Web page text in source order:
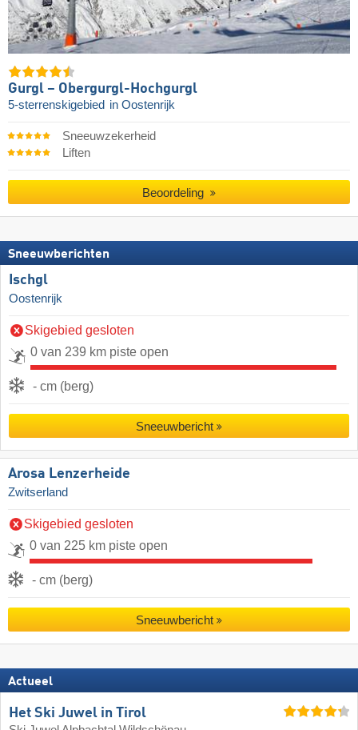
Gurgl – Obergurgl-Hochgurgl
5-sterrenskigebied in Oostenrijk
Sneeuwzekerheid
Liften
Beoordeling
Sneeuwberichten
Ischgl
Oostenrijk
Skigebied gesloten
0 van 239 km piste open
- cm (berg)
Sneeuwbericht
Arosa Lenzerheide
Zwitserland
Skigebied gesloten
0 van 225 km piste open
- cm (berg)
Sneeuwbericht
Actueel
Het Ski Juwel in Tirol